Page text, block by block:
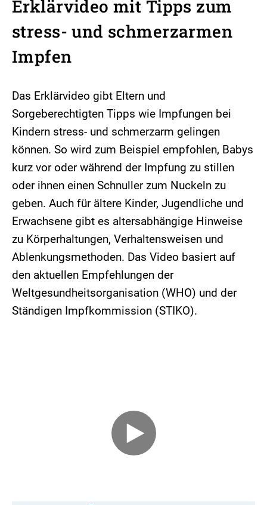
Erklärvideo mit Tipps zum
stress- und schmerzarmen
Impfen
Das Erklärvideo gibt Eltern und
Sorgeberechtigten Tipps wie Impfungen bei
Kindern stress- und schmerzarm gelingen
können. So wird zum Beispiel empfohlen, Babys
kurz vor oder während der Impfung zu stillen
oder ihnen einen Schnuller zum Nuckeln zu
geben. Auch für ältere Kinder, Jugendliche und
Erwachsene gibt es altersabhängige Hinweise
zu Körperhaltungen, Verhaltensweisen und
Ablenkungsmethoden. Das Video basiert auf
den aktuellen Empfehlungen der
Weltgesundheitsorganisation (WHO) und der
Ständigen Impfkommission (STIKO).